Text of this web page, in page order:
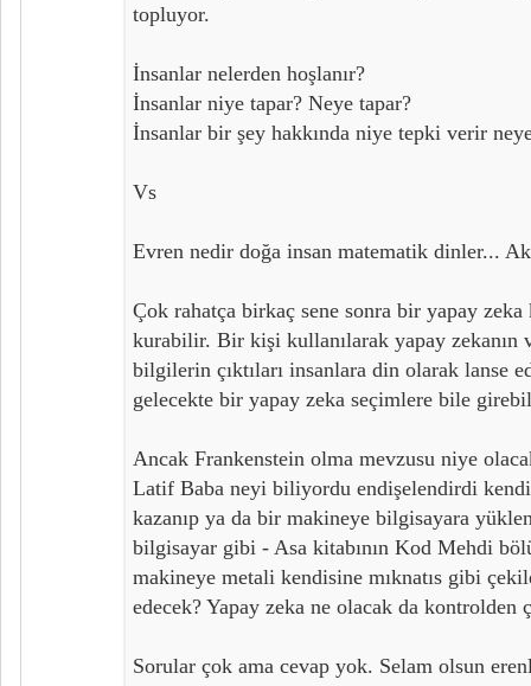
topluyor.
İnsanlar nelerden hoşlanır?
İnsanlar niye tapar? Neye tapar?
İnsanlar bir şey hakkında niye tepki verir
Vs
Evren nedir doğa insan matematik dinler...
Çok rahatça birkaç sene sonra bir yapay
kurabilir. Bir kişi kullanılarak yapay zekanın
bilgilerin çıktıları insanlara din olarak lanse
gelecekte bir yapay zeka seçimlere bile
Ancak Frankenstein olma mevzusu niye
Latif Baba neyi biliyordu endişelendirdi
kazanıp ya da bir makineye bilgisayara
bilgisayar gibi - Asa kitabının Kod Mehdi
makineye metali kendisine mıknatıs gibi
edecek? Yapay zeka ne olacak da kontrolden
Sorular çok ama cevap yok. Selam olsun